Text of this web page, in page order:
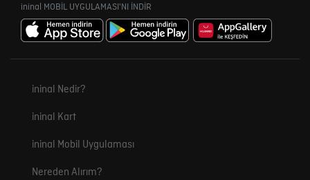
ininal MOBİL UYGULAMASI'NI İNDİR
ininal Nedir?
ininal Kart
ininal Mobil Uygulaması
Nereden Alırım?